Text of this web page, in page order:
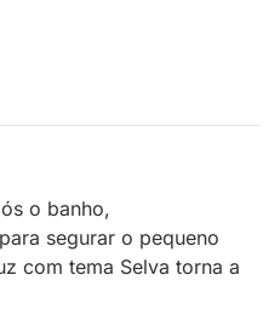
o banho,
segurar o pequeno
com tema Selva torna a